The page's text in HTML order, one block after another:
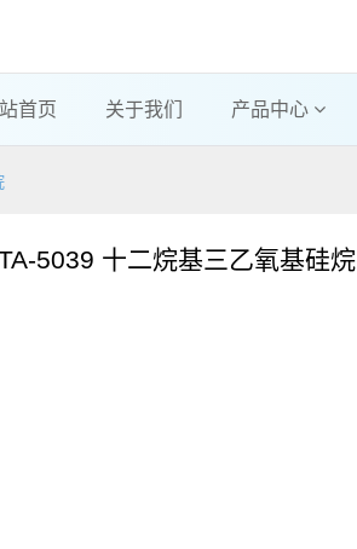
首页 关于我们 产品中心
5039 十二烷基三乙氧基硅烷